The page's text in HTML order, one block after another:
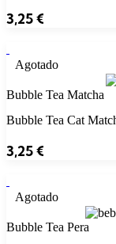
3,25€
Agotado
Bubble Tea Matcha
Bubble Tea Cat
3,25€
Agotado
Bubble Tea Pera